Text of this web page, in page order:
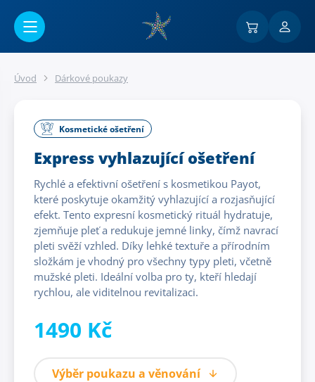
Úvod Dárkové poukazy
Kosmetické ošetření
Express vyhlazující ošetření
Rychlé a efektivní ošetření s kosmetikou Payot,
které poskytuje okamžitý vyhlazující a rozjasňující
efekt. Tento expresní kosmetický rituál hydratuje,
zjemňuje pleť a redukuje jemné linky, čímž navrací
pleti svěží vzhled. Díky lehké textuře a přírodním
složkám je vhodný pro všechny typy pleti, včetně
mužské pleti. Ideální volba pro ty, kteří hledají
rychlou, ale viditelnou revitalizaci.
1490 Kč
Výběr poukazu a věnování